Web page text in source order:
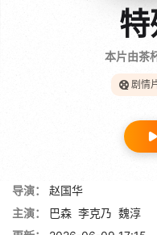
本片由茶
剧情
导演：
赵国华
主演：
巴森 李克乃 魏淳